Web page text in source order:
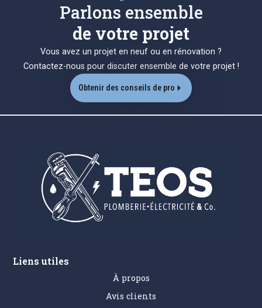
Parlons ensemble
de votre projet
Vous avez un projet en neuf ou en rénovation ?
Contactez-nous pour discuter ensemble de votre projet !
Obtenir des conseils de pro
Liens utiles
À propos
Avis clients